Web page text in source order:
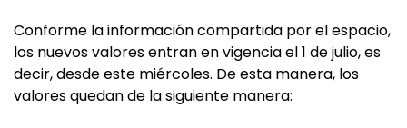
Conforme la información compartida por el espacio,
los nuevos valores entran en vigencia el 1 de julio, es
decir, desde este miércoles. De esta manera, los
valores quedan de la siguiente manera: